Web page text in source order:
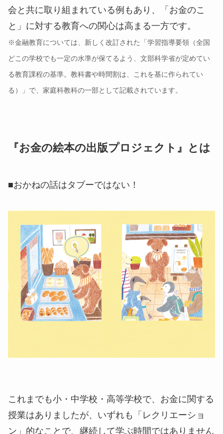
会と共に取り組まれている例もあり、「お金のこ
と」に対する教育への関心は高まる一方です。
※金融教育については、新しく改訂された「学習指導要領（全国
どこの学校でも一定の水準が保てるよう、文部科学省が定めてい
る教育課程の基準。教科書や時間割は、これを基に作られてい
る）」で、家庭科教科の一部として記載されています。
『お金の絵本の出版プロジェクト』とは
■おかねの話はタブーではない！
これまでも小・中学校・高等学校で、お金に関する
授業はありましたが、いずれも「レクリエーショ
ン」的なことで、継続して学ぶ時間ではありません